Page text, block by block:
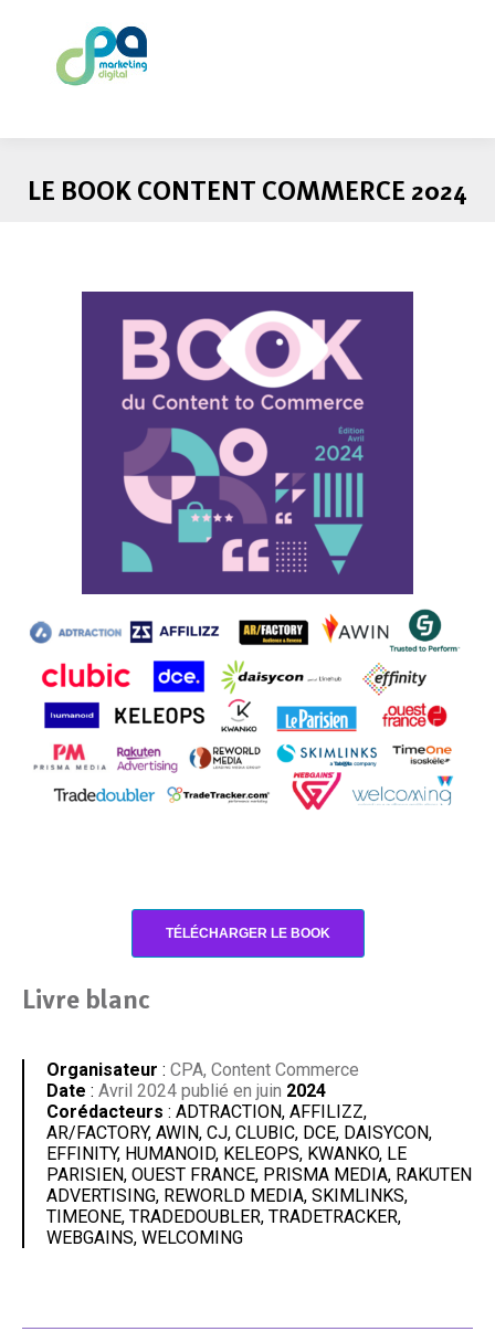
LE BOOK CONTENT COMMERCE 2024
TÉLÉCHARGER LE BOOK
Livre blanc
Organisateur : CPA, Content Commerce
Date : Avril 2024 publié en juin 2024
Corédacteurs : ADTRACTION, AFFILIZZ,
AR/FACTORY, AWIN, CJ, CLUBIC, DCE, DAISYCON,
EFFINITY, HUMANOID, KELEOPS, KWANKO, LE
PARISIEN, OUEST FRANCE, PRISMA MEDIA, RAKUTEN
ADVERTISING, REWORLD MEDIA, SKIMLINKS,
TIMEONE, TRADEDOUBLER, TRADETRACKER,
WEBGAINS, WELCOMING